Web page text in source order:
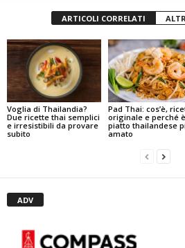
ARTICOLI CORRELATI
Voglia di Thailandia?
Due ricette thai semplici
e irresistibili da provare
subito
Pad Thai: cos’è,
originale e perché
piatto thailandese
amato
ADV